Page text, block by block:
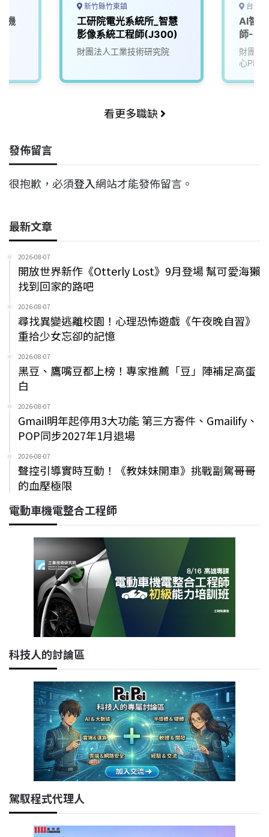
機
新竹縣竹東鎮
工研院電光系統所_智慧
影像系統工程師(J300)
財團法人工業技術研究院
台中
AI智
師-
財團法
心PMC
看更多職缺
發佈留言
很抱歉，必須登入網站才能發佈留言。
最新文章
2026-08-07
開放世界新作《Otterly Lost》9月登場 幫可愛海獺
找到回家的路吧
2026-08-07
尋找異變逃離校園！心理恐怖遊戲《午夜晚自習》
重拾少女忘卻的記憶
2026-08-07
黑豆、鷹嘴豆都上榜！專家推薦「豆」陣補足高蛋
白
2026-08-07
Gmail明年起停用3大功能 第三方寄件、Gmailify、
POP同步2027年1月退場
2026-08-07
聲控引導實時互動！《教妹妹開車》挑戰副駕哥哥
的血壓極限
電動車機電整合工程師
科技人的討論區
駕馭程式代理人